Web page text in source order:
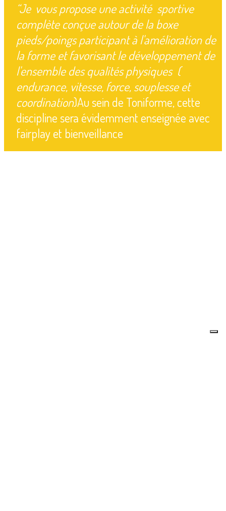
“Je vous propose une activité sportive
complète conçue autour de la boxe
pieds/poings participant à l'amélioration de
la forme et favorisant le développement de
l'ensemble des qualités physiques (
endurance, vitesse, force, souplesse et
coordination)Au sein de Toniforme, cette
discipline sera évidemment enseignée avec
fairplay et bienveillance